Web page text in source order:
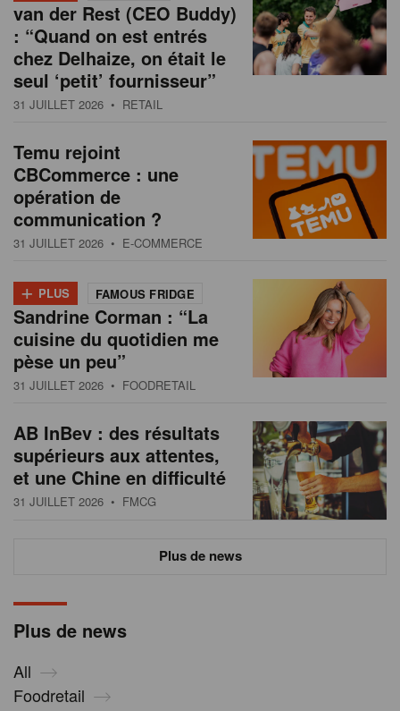
Plus de news
All
Foodretail
van der Rest (CEO Buddy)
: “Quand on est entrés
chez Delhaize, on était le
seul ‘petit’ fournisseur”
31 JUILLET 2026 • RETAIL
Temu rejoint
CBCommerce : une
opération de
communication ?
31 JUILLET 2026 • E-COMMERCE
+ PLUS FAMOUS FRIDGE
Sandrine Corman : “La
cuisine du quotidien me
pèse un peu”
31 JUILLET 2026 • FOODRETAIL
AB InBev : des résultats
supérieurs aux attentes,
et une Chine en difficulté
31 JUILLET 2026 • FMCG
Plus de news